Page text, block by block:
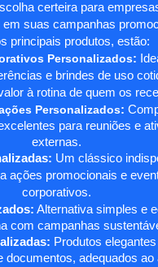
certeira para
suas campanhas
principais produtos, estão:
Personalizados:
e brindes de uso
à rotina de quem os
Personalizados:
para reuniões e
externas.
Um clássico
ações promocionais e
corporativos.
Alternativa simples e
com campanhas
Produtos
documentos, adequados ao